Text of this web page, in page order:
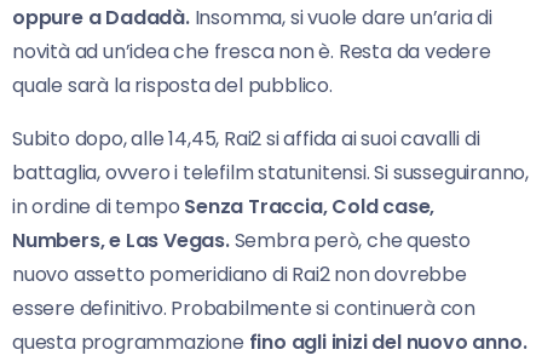
oppure a Dadadà.Insomma, si vuole dare un’aria di
novità ad un’idea che fresca non è. Resta da vedere
quale sarà la risposta del pubblico.
Subito dopo, alle 14,45, Rai2 si affida ai suoi cavalli di
battaglia, ovvero i telefilm statunitensi. Si susseguiranno,
in ordine di tempo Senza Traccia, Cold case,
Numbers, e Las Vegas.Sembra però, che questo
nuovo assetto pomeridiano di Rai2 non dovrebbe
essere definitivo. Probabilmente si continuerà con
questa programmazione fino agli inizi del nuovo anno.